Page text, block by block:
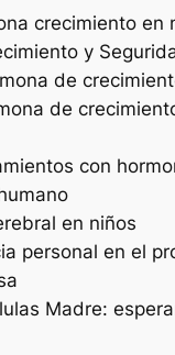
crecimiento en
y
de
de
con
en niños
personal en el
Madre: